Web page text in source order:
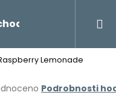
Raspberry Lemonade
Podrobnosti